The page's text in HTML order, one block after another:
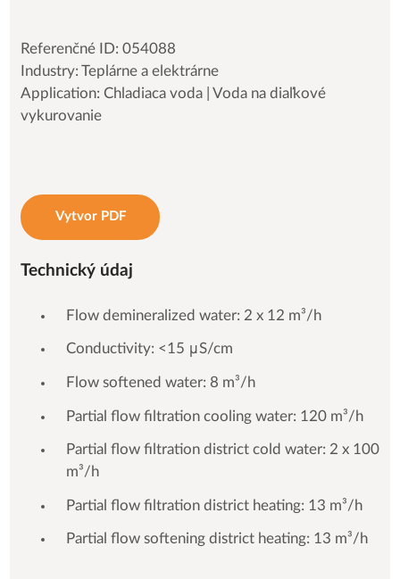
Referenčné ID: 054088
Industry: Teplárne a elektrárne
Application: Chladiaca voda | Voda na diaľkové
vykurovanie
Vytvor PDF
Technický údaj
Flow demineralized water: 2 x 12 m³/h
Conductivity: <15 μS/cm
Flow softened water: 8 m³/h
Partial flow filtration cooling water: 120 m³/h
Partial flow filtration district cold water: 2 x 100
m³/h
Partial flow filtration district heating: 13 m³/h
Partial flow softening district heating: 13 m³/h